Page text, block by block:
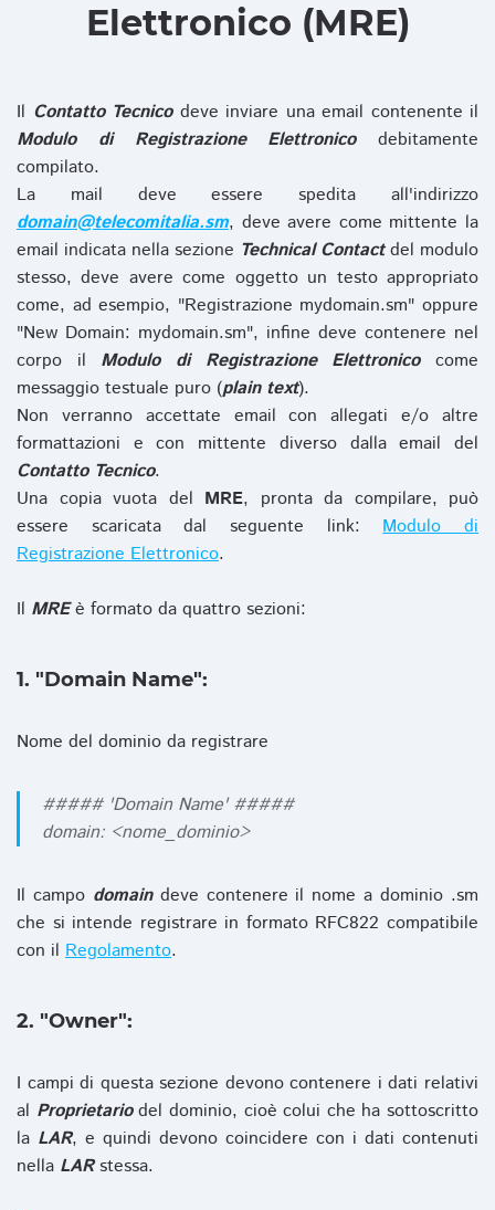
Elettronico (MRE)
Il Contatto Tecnicodeve inviare una email contenente il
Modulo di Registrazione Elettronicodebitamente
compilato.
La mail deve essere spedita all'indirizzo
domain@telecomitalia.sm, deve avere come mittente la
email indicata nella sezione Technical Contactdel modulo
stesso, deve avere come oggetto un testo appropriato
come, ad esempio, "Registrazione mydomain.sm" oppure
"New Domain: mydomain.sm", infine deve contenere nel
corpo il Modulo di Registrazione Elettronicocome
messaggio testuale puro (plain text).
Non verranno accettate email con allegati e/o altre
formattazioni e con mittente diverso dalla email del
Contatto Tecnico.
Una copia vuota del MRE, pronta da compilare, può
essere scaricata dal seguente link:Modulo di
Registrazione Elettronico.
Il MREè formato da quattro sezioni:
1. "Domain Name":
Nome del dominio da registrare
##### 'Domain Name' #####
domain: <nome_dominio>
Il campo domaindeve contenere il nome a dominio .sm
che si intende registrare in formato RFC822 compatibile
con il Regolamento.
2. "Owner":
I campi di questa sezione devono contenere i dati relativi
al Proprietariodel dominio, cioè colui che ha sottoscritto
la LAR, e quindi devono coincidere con i dati contenuti
nella LARstessa.